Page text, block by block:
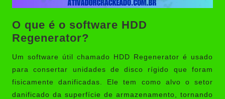
O que é o software HDD
Regenerator?
Um software útil chamado HDD Regenerator é usado
para consertar unidades de disco rígido que foram
fisicamente danificadas. Ele tem como alvo o setor
danificado da superfície de armazenamento, tornando